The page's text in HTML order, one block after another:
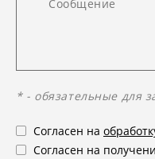
* - обязательные для
Согласен на
Согласен на